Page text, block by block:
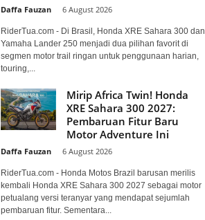
Daffa Fauzan 6 August 2026
RiderTua.com - Di Brasil, Honda XRE Sahara 300 dan
Yamaha Lander 250 menjadi dua pilihan favorit di
segmen motor trail ringan untuk penggunaan harian,
touring,...
Mirip Africa Twin! Honda
XRE Sahara 300 2027:
Pembaruan Fitur Baru
Motor Adventure Ini
Daffa Fauzan 6 August 2026
RiderTua.com - Honda Motos Brazil barusan merilis
kembali Honda XRE Sahara 300 2027 sebagai motor
petualang versi teranyar yang mendapat sejumlah
pembaruan fitur. Sementara...